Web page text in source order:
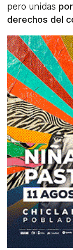
pero unidas
derechos del